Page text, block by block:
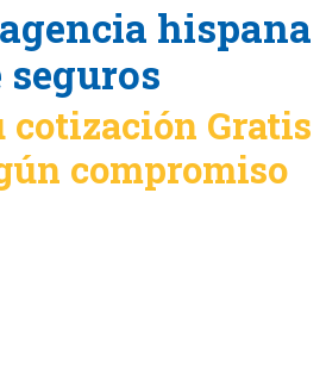
hispana
seguros
cotización Gratis
compromiso